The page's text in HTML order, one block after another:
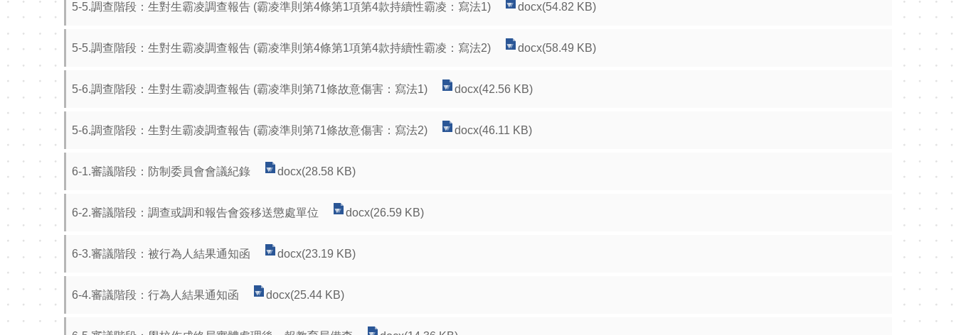
5-5.調查階段：生對生霸凌調查報告 (霸凌準則第4條第1項第4款持續性霸凌：寫法1) docx(54.82 KB)
5-5.調查階段：生對生霸凌調查報告 (霸凌準則第4條第1項第4款持續性霸凌：寫法2) docx(58.49 KB)
5-6.調查階段：生對生霸凌調查報告 (霸凌準則第71條故意傷害：寫法1) docx(42.56 KB)
5-6.調查階段：生對生霸凌調查報告 (霸凌準則第71條故意傷害：寫法2) docx(46.11 KB)
6-1.審議階段：防制委員會會議紀錄 docx(28.58 KB)
6-2.審議階段：調查或調和報告會簽移送懲處單位 docx(26.59 KB)
6-3.審議階段：被行為人結果通知函 docx(23.19 KB)
6-4.審議階段：行為人結果通知函 docx(25.44 KB)